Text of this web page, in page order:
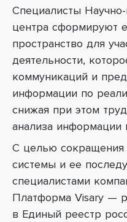
Специалисты
центра сформируют
пространство для
деятельности,
коммуникаций и
информации по
снижая при этом
анализа информации
С целью сокращения
системы и ее
специалистами
Платформа Visary —
в Единый реестр